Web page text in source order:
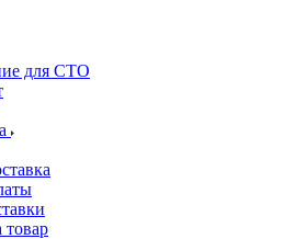
для СТО
товар